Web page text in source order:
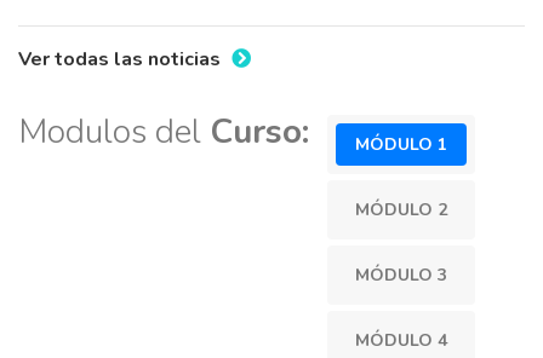
Ver todas las noticias
Modulos del Curso: MÓDULO 1
MÓDULO 2
MÓDULO 3
MÓDULO 4